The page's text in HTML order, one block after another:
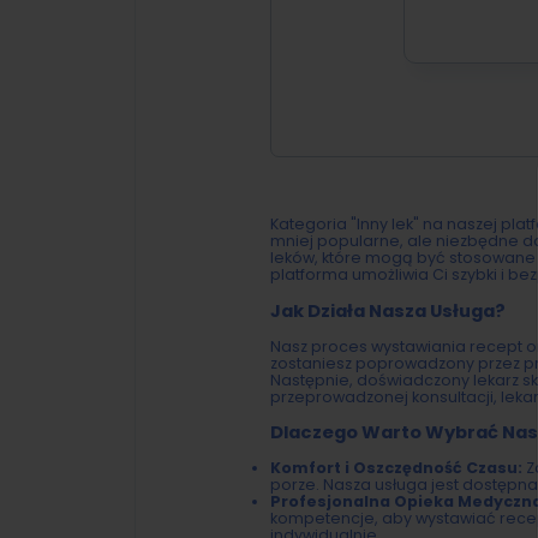
Kategoria "Inny lek" na naszej
mniej popularne, ale niezbędne
leków, które mogą być
platforma umożliwia Ci szybki i
Jak Działa Nasza Usługa?
Nasz proces wystawiania recept
zostaniesz poprowadzony przez
Następnie, doświadczony lekarz
przeprowadzonej konsultacji,
Dlaczego Warto Wybrać
Komfort i Oszczędność Czasu:
porze. Nasza usługa jest
Profesjonalna Opieka Medyczna:
kompetencje, aby wystawiać